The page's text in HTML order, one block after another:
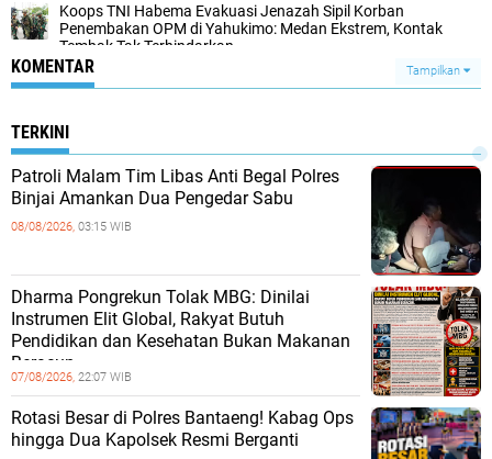
Koops TNI Habema Evakuasi Jenazah Sipil Korban
Penembakan OPM di Yahukimo: Medan Ekstrem, Kontak
Tembak Tak Terhindarkan
KOMENTAR Tampilkan
TERKINI
Patroli Malam Tim Libas Anti Begal Polres
Binjai Amankan Dua Pengedar Sabu
08/08/2026, 03:15 WIB
Dharma Pongrekun Tolak MBG: Dinilai
Instrumen Elit Global, Rakyat Butuh
Pendidikan dan Kesehatan Bukan Makanan
Beracun.
07/08/2026, 22:07 WIB
Rotasi Besar di Polres Bantaeng! Kabag Ops
hingga Dua Kapolsek Resmi Berganti